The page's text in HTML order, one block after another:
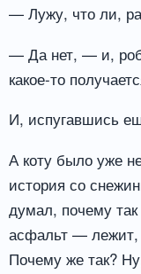
— Лужу, что ли,
— Да нет, — и,
какое-то
И, испугавшись
А коту было уже
история со
думал, почему
асфальт — лежит,
Почему же так?